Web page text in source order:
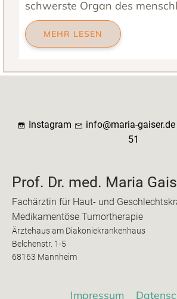
schwerste Organ des
MEHR LESEN
Instagram info@maria-gaiser.de
51
Prof. Dr. med. Maria
Fachärztin für Haut- und
Medikamentöse Tumortherapie
Ärztehaus am Diakoniekrankenhaus
Belchenstr. 1-5
68163 Mannheim
Impressum